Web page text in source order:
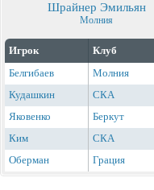
Шрайнер Эмильян
Молния
Игрок Клуб
Белгибаев
Молния
Кудашкин
СКА
Яковенко
Беркут
Ким
СКА
Оберман
Грация